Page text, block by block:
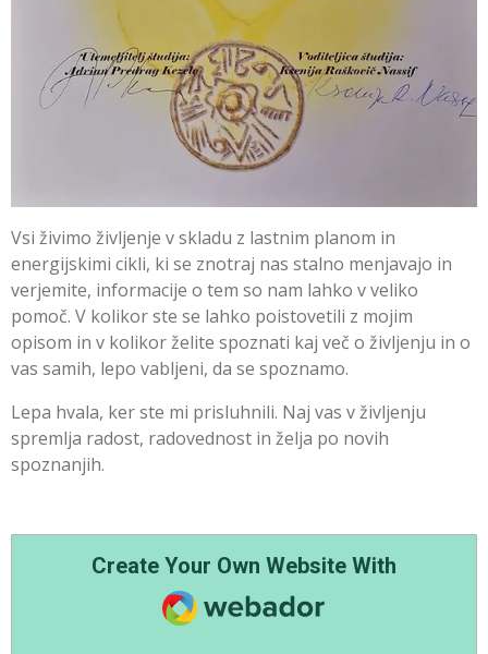
Vsi živimo življenje v skladu z lastnim planom in
energijskimi cikli, ki se znotraj nas stalno menjavajo in
verjemite, informacije o tem so nam lahko v veliko
pomoč. V kolikor ste se lahko poistovetili z mojim
opisom in v kolikor želite spoznati kaj več o življenju in o
vas samih, lepo vabljeni, da se spoznamo.
Lepa hvala, ker ste mi prisluhnili. Naj vas v življenju
spremlja radost, radovednost in želja po novih
spoznanjih.
Create Your Own Website With
Webador